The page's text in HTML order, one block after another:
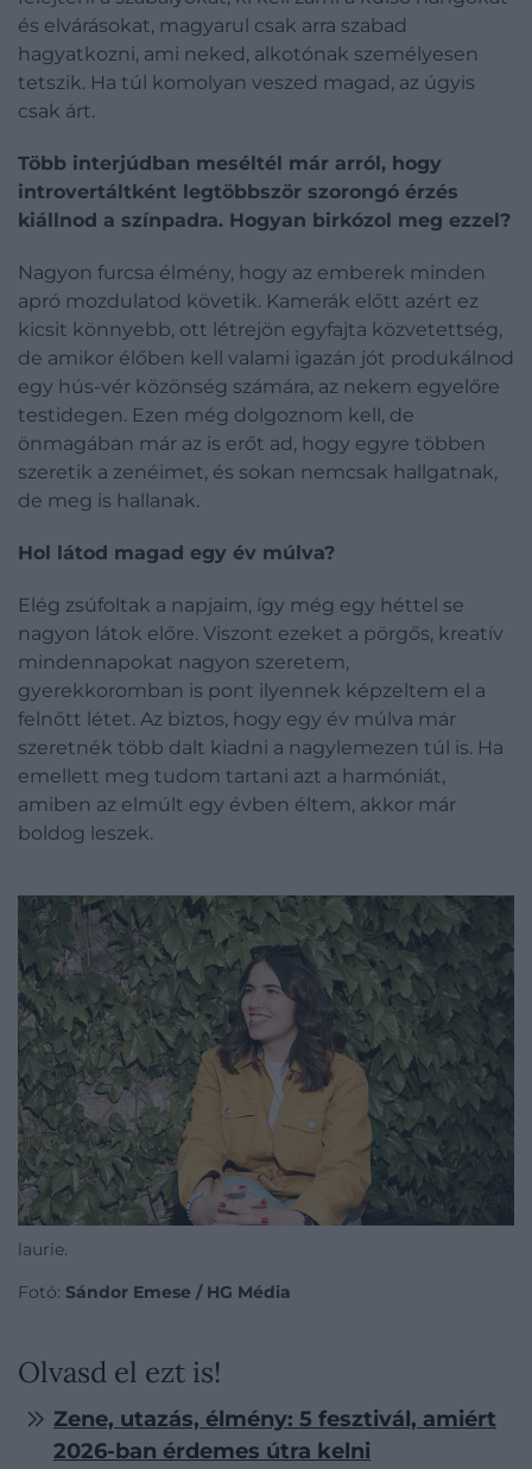
és elvárásokat, magyarul csak arra szabad
hagyatkozni, ami neked, alkotónak személyesen
tetszik. Ha túl komolyan veszed magad, az úgyis
csak árt.
Több interjúdban meséltél már arról, hogy
introvertáltként legtöbbször szorongó érzés
kiállnod a színpadra. Hogyan birkózol meg ezzel?
Nagyon furcsa élmény, hogy az emberek minden
apró mozdulatod követik. Kamerák előtt azért ez
kicsit könnyebb, ott létrejön egyfajta közvetettség,
de amikor élőben kell valami igazán jót produkálnod
egy hús-vér közönség számára, az nekem egyelőre
testidegen. Ezen még dolgoznom kell, de
önmagában már az is erőt ad, hogy egyre többen
szeretik a zenéimet, és sokan nemcsak hallgatnak,
de meg is hallanak.
Hol látod magad egy év múlva?
Elég zsúfoltak a napjaim, így még egy héttel se
nagyon látok előre. Viszont ezeket a pörgős, kreatív
mindennapokat nagyon szeretem,
gyerekkoromban is pont ilyennek képzeltem el a
felnőtt létet. Az biztos, hogy egy év múlva már
szeretnék több dalt kiadni a nagylemezen túl is. Ha
emellett meg tudom tartani azt a harmóniát,
amiben az elmúlt egy évben éltem, akkor már
boldog leszek.
laurie.
Fotó: Sándor Emese / HG Média
Olvasd el ezt is!
Zene, utazás, élmény: 5 fesztivál, amiért
2026-ban érdemes útra kelni